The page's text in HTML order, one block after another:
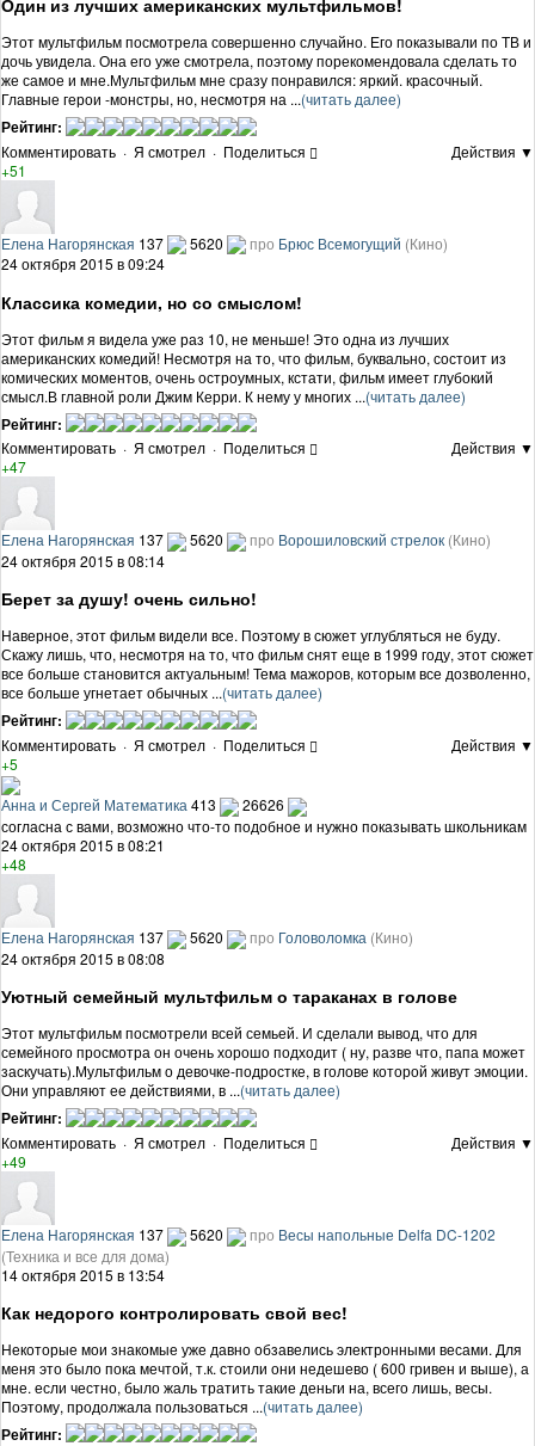
Этот мультфильм посмотрела совершенно случайно. Его показывали по ТВ и
дочь увидела. Она его уже смотрела, поэтому порекомендовала сделать то
же самое и мне.Мультфильм мне сразу понравился: яркий. красочный.
Главные герои -монстры, но, несмотря на ...(читать далее)
Рейтинг:
Комментировать · Я смотрел · Поделиться
Действия ▼
+51
Елена Нагорянская 137 5620 про Брюс Всемогущий (Кино)
24 октября 2015 в 09:24
Классика комедии, но со смыслом!
Этот фильм я видела уже раз 10, не меньше! Это одна из лучших
американских комедий! Несмотря на то, что фильм, буквально, состоит из
комических моментов, очень остроумных, кстати, фильм имеет глубокий
смысл.В главной роли Джим Керри. К нему у многих ...(читать далее)
Рейтинг:
Комментировать · Я смотрел · Поделиться
Действия ▼
+47
Елена Нагорянская 137 5620 про Ворошиловский стрелок (Кино)
24 октября 2015 в 08:14
Берет за душу! очень сильно!
Наверное, этот фильм видели все. Поэтому в сюжет углубляться не буду.
Скажу лишь, что, несмотря на то, что фильм снят еще в 1999 году, этот сюжет
все больше становится актуальным! Тема мажоров, которым все дозволенно,
все больше угнетает обычных ...(читать далее)
Рейтинг:
Комментировать · Я смотрел · Поделиться
Действия ▼
+5
Анна и Сергей Математика 413
26626
согласна с вами, возможно что-то подобное и нужно показывать школьникам
24 октября 2015 в 08:21
+48
Елена Нагорянская 137 5620 про Головоломка (Кино)
24 октября 2015 в 08:08
Уютный семейный мультфильм о тараканах в голове
Этот мультфильм посмотрели всей семьей. И сделали вывод, что для
семейного просмотра он очень хорошо подходит ( ну, разве что, папа может
заскучать).Мультфильм о девочке-подростке, в голове которой живут эмоции.
Они управляют ее действиями, в ...(читать далее)
Рейтинг:
Комментировать · Я смотрел · Поделиться
Действия ▼
+49
Елена Нагорянская 137 5620 про Весы напольные Delfa DC-1202
(Техника и все для дома)
14 октября 2015 в 13:54
Как недорого контролировать свой вес!
Некоторые мои знакомые уже давно обзавелись электронными весами. Для
меня это было пока мечтой, т.к. стоили они недешево ( 600 гривен и выше), а
мне. если честно, было жаль тратить такие деньги на, всего лишь, весы.
Поэтому, продолжала пользоваться ...(читать далее)
Рейтинг: